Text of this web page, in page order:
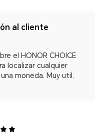
al cliente
el HONOR CHOICE
localizar cualquier
moneda. Muy util.